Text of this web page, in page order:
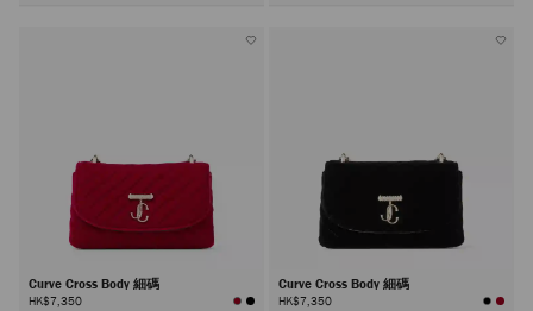
Curve Cross Body 細碼
HK$7,350
Curve Cross Body 細碼
HK$7,350